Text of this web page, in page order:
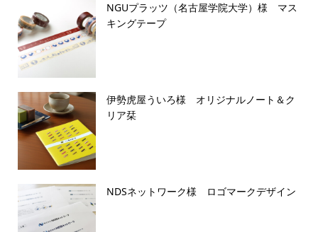
NGUプラッツ（名古屋学院大学）様 マス
キングテープ
伊勢虎屋ういろ様 オリジナルノート＆ク
リア栞
NDSネットワーク様 ロゴマークデザイン